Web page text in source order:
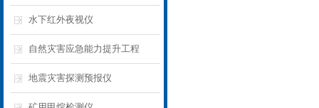
水下红外夜视仪
自然灾害应急能力提升工程
地震灾害探测预报仪